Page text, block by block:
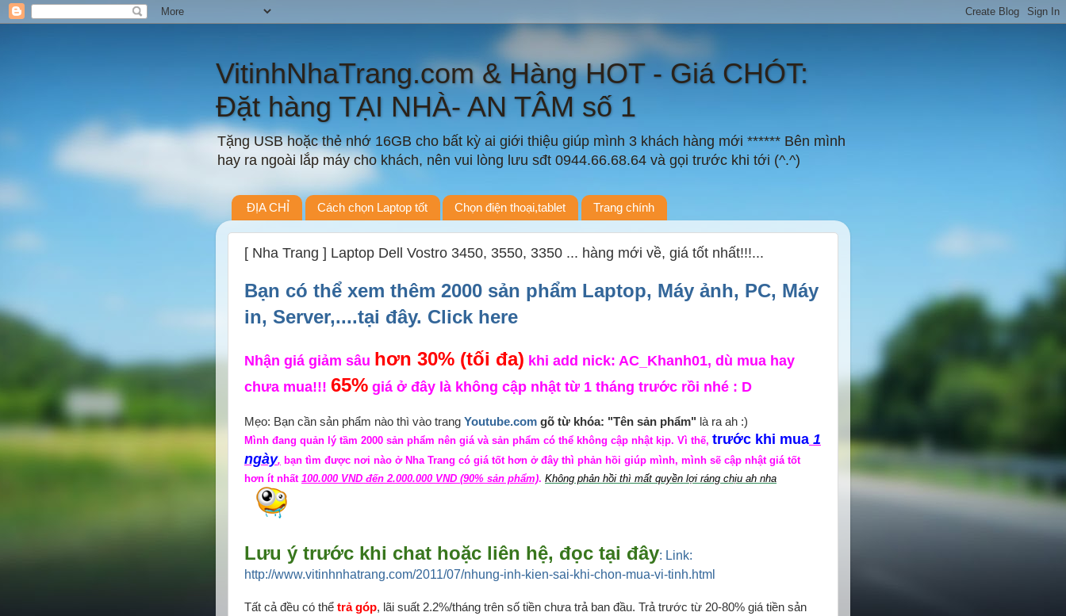
VitinhNhaTrang.com & Hàng HOT - Giá CHÓT:
Đặt hàng TẠI NHÀ- AN TÂM số 1
Tặng USB hoặc thẻ nhớ 16GB cho bất kỳ ai giới thiệu giúp mình 3 khách hàng mới ****** Bên mình
hay ra ngoài lắp máy cho khách, nên vui lòng lưu sđt 0944.66.68.64 và gọi trước khi tới (^.^)
ĐỊA CHỈ Cách chọn Laptop tốt Chọn điện thoại,tablet Trang chính
[ Nha Trang ] Laptop Dell Vostro 3450, 3550, 3350 ... hàng mới về, giá tốt nhất!!!...
Bạn có thể xem thêm 2000 sản phẩm Laptop, Máy ảnh, PC, Máy
in, Server,....tại đây. Click here
Nhận giá giảm sâu hơn 30% (tối đa) khi add nick: AC_Khanh01, dù mua hay
chưa mua!!! 65% giá ở đây là không cập nhật từ 1 tháng trước rồi nhé : D
Mẹo: Bạn cần sản phẩm nào thì vào trang Youtube.com gõ từ khóa: "Tên sản phẩm" là ra ah :)
Mình đang quản lý tầm 2000 sản phẩm nên giá và sản phẩm có thể không cập nhật kịp. Vì thế, trước khi mua 1
ngày, bạn tìm được nơi nào ở Nha Trang có giá tốt hơn ở đây thì phản hồi giúp mình, mình sẽ cập nhật giá tốt
hơn ít nhất 100.000 VND đến 2.000.000 VND (90% sản phẩm). Không phản hồi thì mất quyền lợi ráng chịu ah nha
Lưu ý trước khi chat hoặc liên hệ, đọc tại đây: Link:
http://www.vitinhnhatrang.com/2011/07/nhung-inh-kien-sai-khi-chon-mua-vi-tinh.html
Tất cả đều có thể trả góp, lãi suất 2.2%/tháng trên số tiền chưa trả ban đầu. Trả trước từ 20-80% giá tiền sản